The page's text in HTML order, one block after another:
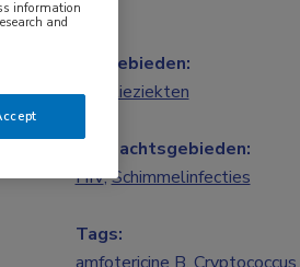
Vakgebieden:
Infectieziekten
Aandachtsgebieden:
HIV,Schimmelinfecties
Tags:
information
and